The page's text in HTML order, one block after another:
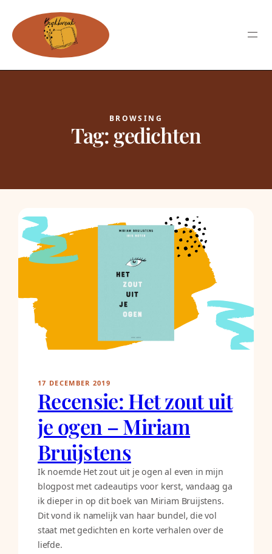
BROWSING
Tag:gedichten
17 DECEMBER 2019
Recensie: Het zout uit
je ogen – Miriam
Bruijstens
Ik noemde Het zout uit je ogen al even in mijn
blogpost met cadeautips voor kerst, vandaag ga
ik dieper in op dit boek van Miriam Bruijstens.
Dit vond ik namelijk van haar bundel, die vol
staat met gedichten en korte verhalen over de
liefde.